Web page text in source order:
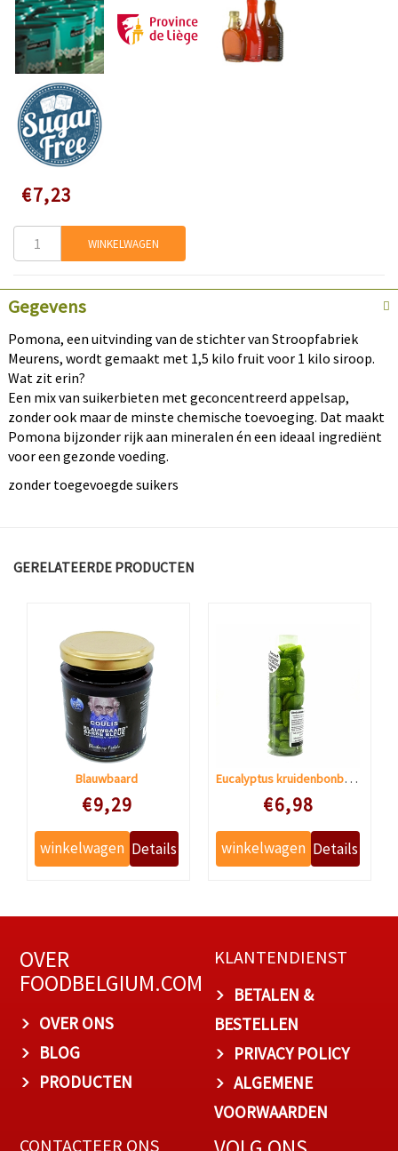
Speciale
prijs
€7,23
WINKELWAGEN
Gegevens
Pomona, een uitvinding van de stichter van Stroopfabriek
Meurens, wordt gemaakt met 1,5 kilo fruit voor 1 kilo siroop.
Wat zit erin?
Een mix van suikerbieten met geconcentreerd appelsap,
zonder ook maar de minste chemische toevoeging. Dat maakt
Pomona bijzonder rijk aan mineralen én een ideaal ingrediënt
voor een gezonde voeding.
zonder toegevoegde suikers
GERELATEERDE PRODUCTEN
Blauwbaard
Speciale prijs
€9,29
Eucalyptus kruidenbonbon suikervrij
Speciale prijs
€6,98
OVER
FOODBELGIUM.COM
OVER ONS
BLOG
PRODUCTEN
KLANTENDIENST
BETALEN &
BESTELLEN
PRIVACY POLICY
ALGEMENE
VOORWAARDEN
CONTACTEER ONS